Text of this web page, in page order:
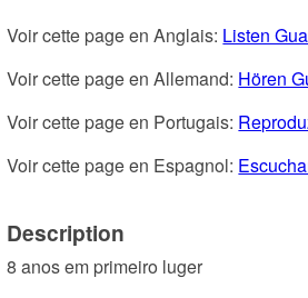
Voir cette page en Anglais: Listen
Voir cette page en Allemand: Hören
Voir cette page en Portugais:
Voir cette page en Espagnol:
Description
8 anos em primeiro luger